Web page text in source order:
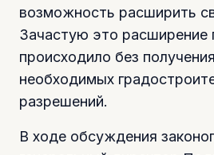
возможность расширить
Зачастую это расширение
происходило без
необходимых
разрешений.
В ходе обсуждения